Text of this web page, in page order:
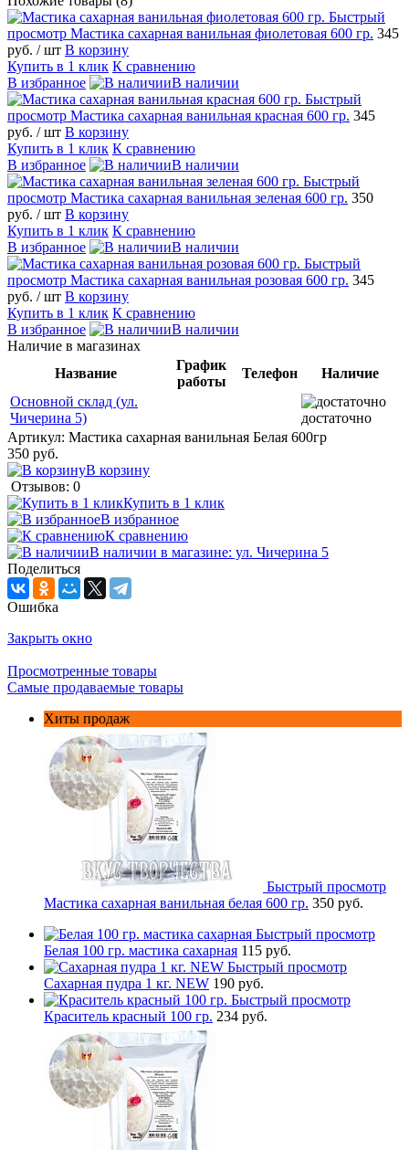
Быстрый
просмотр Мастика сахарная ванильная фиолетовая 600 гр. 345
руб. / шт В корзину
Купить в 1 клик К сравнению
В избранное
В наличии
Быстрый
просмотр Мастика сахарная ванильная красная 600 гр. 345
руб. / шт В корзину
Купить в 1 клик К сравнению
В избранное
В наличии
Быстрый
просмотр Мастика сахарная ванильная зеленая 600 гр. 350
руб. / шт В корзину
Купить в 1 клик К сравнению
В избранное
В наличии
Быстрый
просмотр Мастика сахарная ванильная розовая 600 гр. 345
руб. / шт В корзину
Купить в 1 клик К сравнению
В избранное
В наличии
Наличие в магазинах
Название
График
работы
Телефон
Наличие
Основной склад (ул.
Чичерина 5)
достаточно
Артикул: Мастика сахарная ванильная Белая 600гр
350 руб.
В корзину
Отзывов: 0
Купить в 1 клик
В избранное
К сравнению
В наличии в магазине: ул. Чичерина 5
Поделиться
Ошибка
Закрыть окно
Просмотренные товары
Самые продаваемые товары
Хиты продаж
Быстрый просмотр
Мастика сахарная ванильная белая 600 гр. 350 руб.
Быстрый просмотр
Белая 100 гр. мастика сахарная 115 руб.
Быстрый просмотр
Сахарная пудра 1 кг. NEW 190 руб.
Быстрый просмотр
Краситель красный 100 гр. 234 руб.